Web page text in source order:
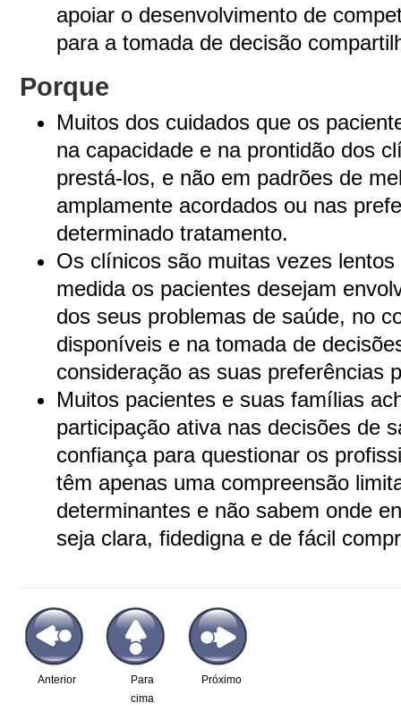
apoiar o desenvolvimento de
para a tomada de decisão
Porque
Muitos dos cuidados que os
na capacidade e na prontidão dos
prestá-los, e não em padrões de
amplamente acordados ou nas
determinado tratamento.
Os clínicos são muitas vezes
medida os pacientes desejam
dos seus problemas de saúde, no
disponíveis e na tomada de
consideração as suas preferências
Muitos pacientes e suas famílias
participação ativa nas decisões de
confiança para questionar os
têm apenas uma compreensão
determinantes e não sabem onde
seja clara, fidedigna e de fácil
Para
cima
Anterior Próximo